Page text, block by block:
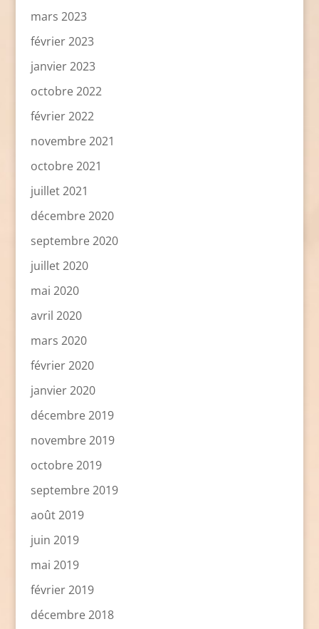
mars 2023
février 2023
janvier 2023
octobre 2022
février 2022
novembre 2021
octobre 2021
juillet 2021
décembre 2020
septembre 2020
juillet 2020
mai 2020
avril 2020
mars 2020
février 2020
janvier 2020
décembre 2019
novembre 2019
octobre 2019
septembre 2019
août 2019
juin 2019
mai 2019
février 2019
décembre 2018